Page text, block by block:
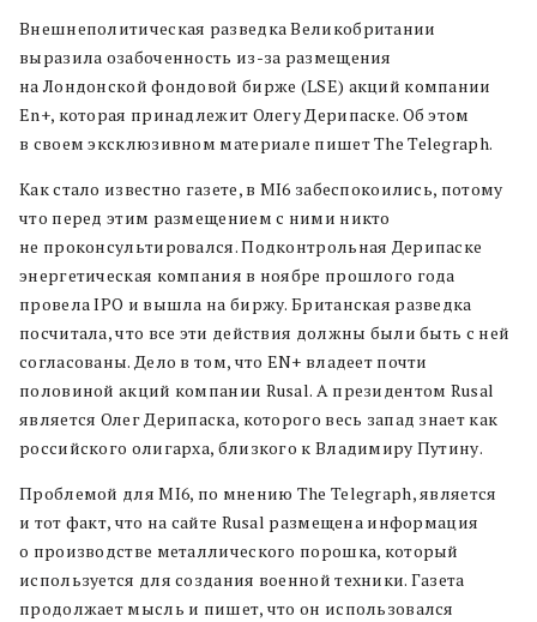
Внешнеполитическая разведка Великобритании
выразила озабоченность из-за размещения
на Лондонской фондовой бирже (LSE) акций компании
En+, которая принадлежит Олегу Дерипаске. Об этом
в своем эксклюзивном материале пишет The Telegraph.
Как стало известно газете, в MI6 забеспокоились, потому
что перед этим размещением с ними никто
не проконсультировался. Подконтрольная Дерипаске
энергетическая компания в ноябре прошлого года
провела IPO и вышла на биржу. Британская разведка
посчитала, что все эти действия должны были быть с ней
согласованы. Дело в том, что EN+ владеет почти
половиной акций компании Rusal. А президентом Rusal
является Олег Дерипаска, которого весь запад знает как
российского олигарха, близкого к Владимиру Путину.
Проблемой для MI6, по мнению The Telegraph, является
и тот факт, что на сайте Rusal размещена информация
о производстве металлического порошка, который
используется для создания военной техники. Газета
продолжает мысль и пишет, что он использовался